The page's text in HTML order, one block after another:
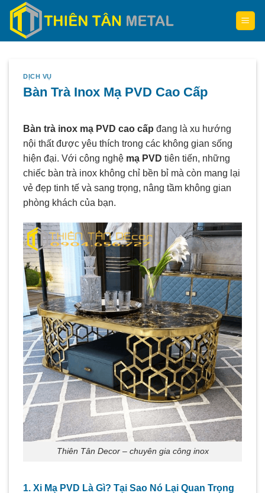
Skip
content
DỊCH VỤ
Bàn Trà Inox Mạ PVD Cao Cấp
Bàn trà inox mạ PVD cao cấp đang là xu hướng
nội thất được yêu thích trong các không gian sống
hiện đại. Với công nghệ mạ PVD tiên tiến, những
chiếc bàn trà inox không chỉ bền bỉ mà còn mang lại
vẻ đẹp tinh tế và sang trọng, nâng tầm không gian
phòng khách của bạn.
Thiên Tân Decor – chuyên gia công inox
1. Xi Mạ PVD Là Gì? Tại Sao Nó Lại Quan Trọng